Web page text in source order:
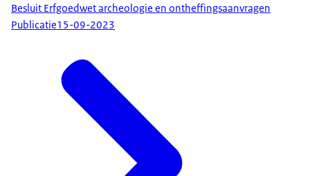
Besluit Erfgoedwet archeologie en ontheffingsaanvragen
Publicatie15-09-2023